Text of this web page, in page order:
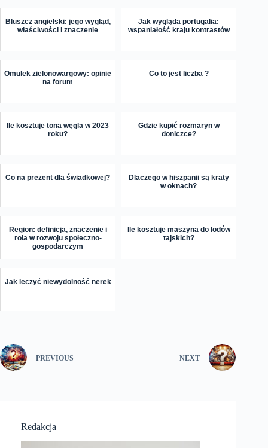
Bluszcz angielski: jego wygląd,
właściwości i znaczenie
Jak wygląda portugalia:
wspaniałość kraju kontrastów
Omulek zielonowargowy: opinie
na forum
Co to jest liczba ?
Ile kosztuje tona węgla w 2023
roku?
Gdzie kupić rozmaryn w
doniczce?
Co na prezent dla świadkowej?
Dlaczego w hiszpanii są kraty
w oknach?
Region: definicja, znaczenie i
rola w rozwoju społeczno-
gospodarczym
Ile kosztuje maszyna do lodów
tajskich?
Jak leczyć niewydolność nerek
PREVIOUS NEXT
Redakcja